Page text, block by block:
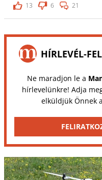
13
6 21
HÍRLEVÉL-
Ne maradjon le a
hírlevelünkre! Adja
elküldjük Önnek